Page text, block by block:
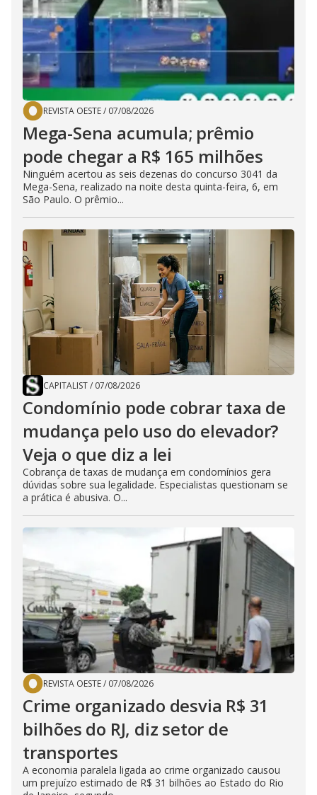
REVISTA OESTE/ 07/08/2026
Mega-Sena acumula; prêmio
pode chegar a R$ 165 milhões
Ninguém acertou as seis dezenas do concurso 3041 da
Mega-Sena, realizado na noite desta quinta-feira, 6, em
São Paulo. O prêmio...
CAPITALIST/ 07/08/2026
Condomínio pode cobrar taxa de
mudança pelo uso do elevador?
Veja o que diz a lei
Cobrança de taxas de mudança em condomínios gera
dúvidas sobre sua legalidade. Especialistas questionam se
a prática é abusiva. O...
REVISTA OESTE/ 07/08/2026
Crime organizado desvia R$ 31
bilhões do RJ, diz setor de
transportes
A economia paralela ligada ao crime organizado causou
um prejuízo estimado de R$ 31 bilhões ao Estado do Rio